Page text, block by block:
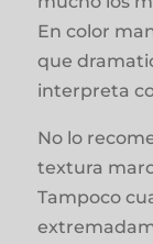
En color
que
interpreta
No lo
textura
Tampoco